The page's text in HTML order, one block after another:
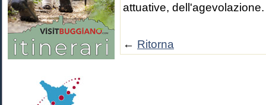
attuative, dell'agevolazione.
← Ritorna